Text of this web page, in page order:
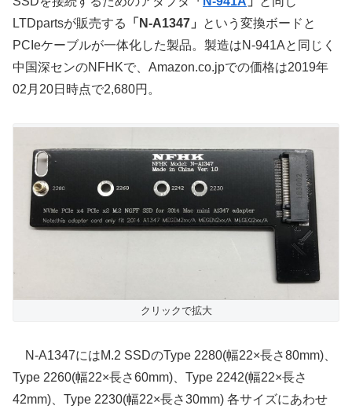
LTDpartsが販売する
「N-A1347」
という変換ボードと
PCIeケーブルが一体化した製品。製造はN-941Aと同じく
中国深センのNFHKで、Amazon.co.jpでの価格は2019年
02月20日時点で2,680円。
クリックで拡大
N-A1347にはM.2 SSDのType 2280(幅22×長さ80mm)、
Type 2260(幅22×長さ60mm)、Type 2242(幅22×長さ
42mm)、Type 2230(幅22×長さ30mm) 各サイズにあわせ